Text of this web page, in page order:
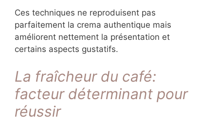
Ces techniques ne reproduisent pas
parfaitement la crema authentique mais
améliorent nettement la présentation et
certains aspects gustatifs.
La fraîcheur du café:
facteur déterminant pour
réussir